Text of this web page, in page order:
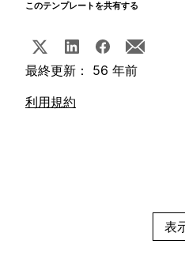
このテンプレートを共有する
最終更新： 56 年前
利用規約
表